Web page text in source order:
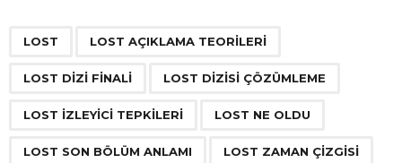
LOST LOST AÇIKLAMA TEORILERI
LOST DIZI FINALI LOST DIZISI ÇÖZÜMLEME
LOST IZLEYICI TEPKILERI LOST NE OLDU
LOST SON BÖLÜM ANLAMI LOST ZAMAN ÇIZGISI